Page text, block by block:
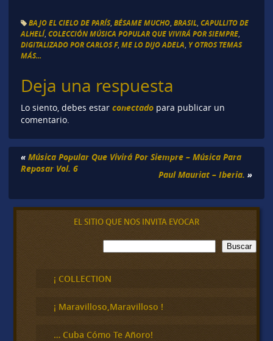
BAJO EL CIELO DE PARÍS, BÉSAME MUCHO, BRASIL, CAPULLITO DE
ALHELÍ, COLECCIÓN MÚSICA POPULAR QUE VIVIRÁ POR SIEMPRE,
DIGITALIZADO POR CARLOS F, ME LO DIJO ADELA Y OTROS TEMAS
MÁS...
Deja una respuesta
Lo siento, debes estar conectadopara publicar un
comentario.
« Música Popular Que Vivirá Por Siempre – Música Para
Reposar Vol. 6
Paul Mauriat – Iberia. »
EL SITIO QUE NOS INVITA EVOCAR
B
u
c
a
Buscar
¡ COLLECTION
¡ Maravilloso,Maravilloso !
… Cuba Cómo Te Añoro!